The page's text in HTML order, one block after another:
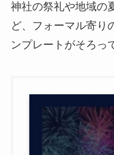
神社の祭礼や地域の
ど、フォーマル寄り
ンプレートがそろっ